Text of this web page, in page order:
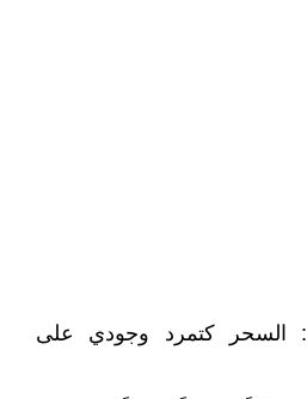
السحر كتمرد وجودي على